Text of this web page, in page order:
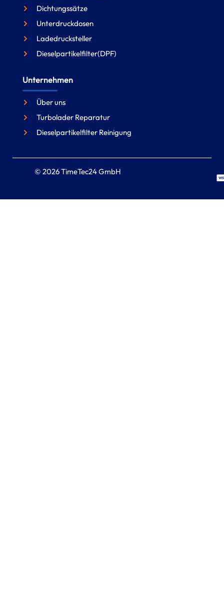
Dichtungssätze
Unterdruckdosen
Ladedrucksteller
Dieselpartikelfilter(DPF)
Unternehmen
Über uns
Turbolader Reparatur
Dieselpartikelfilter Reinigung
© 2026 TimeTec24 GmbH